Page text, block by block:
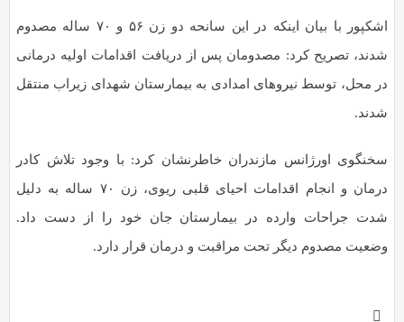
لینک
اشکپور با بیان اینکه در این سانحه دو زن ۵۶ و ۷۰ ساله مصدوم
شدند، تصریح کرد: مصدومان پس از دریافت اقدامات اولیه درمانی
در محل، توسط نیروهای امدادی به بیمارستان شهدای زیراب منتقل
شدند.
سخنگوی اورژانس مازندران خاطرنشان کرد: با وجود تلاش کادر
درمان و انجام اقدامات احیای قلبی ریوی، زن ۷۰ ساله به دلیل
شدت جراحات وارده در بیمارستان جان خود را از دست داد.
وضعیت مصدوم دیگر تحت مراقبت و درمان قرار دارد.